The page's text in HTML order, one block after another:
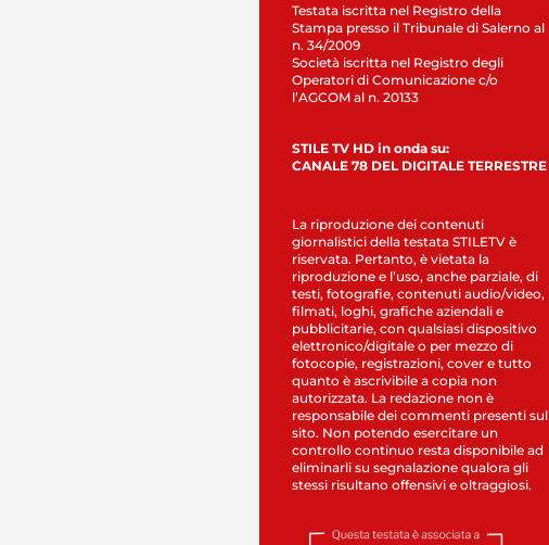
Testata iscritta nel Registro della
Stampa presso il Tribunale di Salerno al
n. 34/2009
Società iscritta nel Registro degli
Operatori di Comunicazione c/o
l’AGCOM al n. 20133
STILE TV HD in onda su:
CANALE 78 DEL DIGITALE TERRESTRE
La riproduzione dei contenuti
giornalistici della testata STILETV è
riservata. Pertanto, è vietata la
riproduzione e l’uso, anche parziale, di
testi, fotografie, contenuti audio/video,
filmati, loghi, grafiche aziendali e
pubblicitarie, con qualsiasi dispositivo
elettronico/digitale o per mezzo di
fotocopie, registrazioni, cover e tutto
quanto è ascrivibile a copia non
autorizzata. La redazione non è
responsabile dei commenti presenti sul
sito. Non potendo esercitare un
controllo continuo resta disponibile ad
eliminarli su segnalazione qualora gli
stessi risultano offensivi e oltraggiosi.